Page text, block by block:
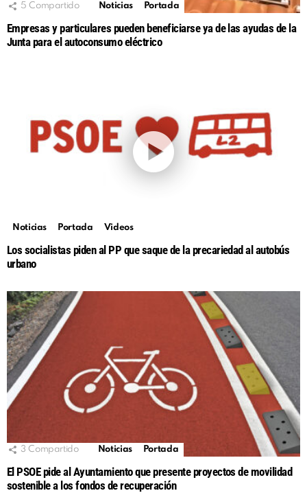
5 Compartido Noticias Portada
Empresas y particulares pueden beneficiarse ya de las ayudas de la
Junta para el autoconsumo eléctrico
Noticias Portada Videos
Los socialistas piden al PP que saque de la precariedad al autobús
urbano
3 Compartido Noticias Portada
El PSOE pide al Ayuntamiento que presente proyectos de movilidad
sostenible a los fondos de recuperación